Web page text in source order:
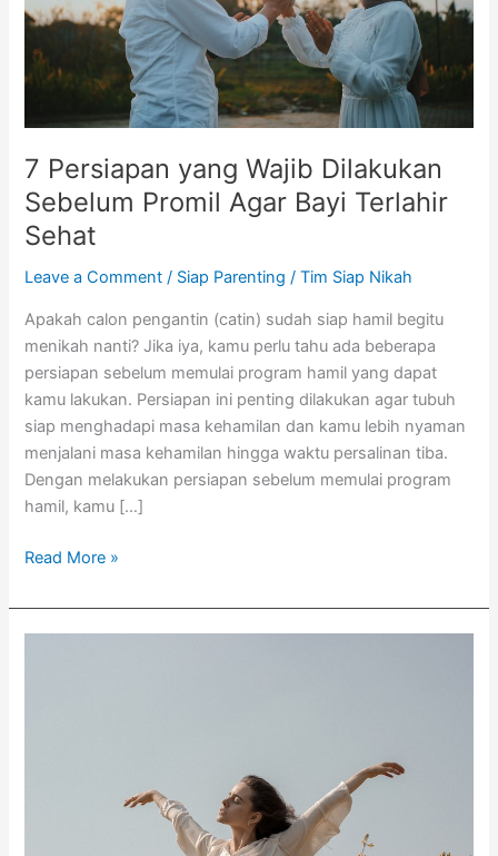
7 Persiapan yang Wajib Dilakukan
Sebelum Promil Agar Bayi Terlahir
Sehat
Leave a Comment / Siap Parenting /Tim Siap Nikah
Apakah calon pengantin (catin) sudah siap hamil begitu
menikah nanti? Jika iya, kamu perlu tahu ada beberapa
persiapan sebelum memulai program hamil yang dapat
kamu lakukan. Persiapan ini penting dilakukan agar tubuh
siap menghadapi masa kehamilan dan kamu lebih nyaman
menjalani masa kehamilan hingga waktu persalinan tiba.
Dengan melakukan persiapan sebelum memulai program
hamil, kamu […]
Agar
Bayi
Terlahir
Read More »